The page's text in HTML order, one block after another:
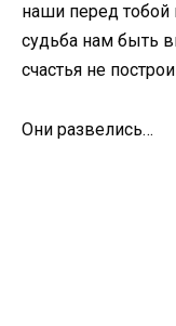
наши перед
судьба нам быть
счастья не
Они развелись…